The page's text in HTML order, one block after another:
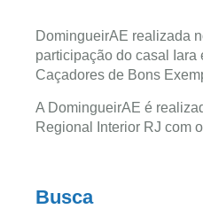
DomingueirAE realizada
participação do casal Iara
Caçadores de Bons
A DomingueirAE é
Regional Interior RJ com
Busca